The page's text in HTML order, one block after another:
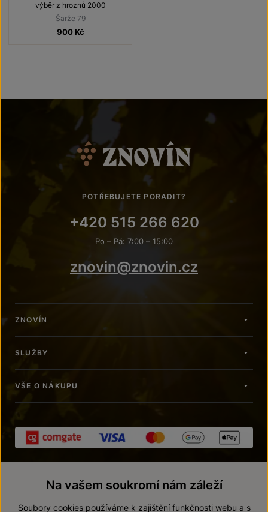
výběr z hroznů 2000
Šarže 79
900 Kč
POTŘEBUJETE PORADIT?
+420 515 266 620
Po – Pá: 7:00 – 15:00
znovin@znovin.cz
ZNOVÍN
SLUŽBY
VŠE O NÁKUPU
Na vašem soukromí nám záleží
Soubory cookies používáme k zajištění funkčnosti webu a s